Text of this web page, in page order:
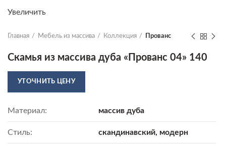
Увеличить
Главная Мебель из массива Коллекция Прованс
Скамья из массива дуба «Прованс 04» 140
УТОЧНИТЬ ЦЕНУ
Материал: массив дуба
Стиль: скандинавский, модерн